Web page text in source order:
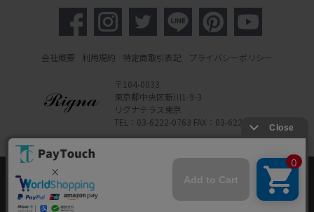
会社概要 利用規約 特定商取引表記 プライバシーポリシー
〒104-0033
東京都中央区新川1-9-3
リグナテラス東京
TEL：03-6222-0763 FAX：03-6222-0762
Powered by Watahan Partners Co., Ltd.
当ウェブサイトでは、お客様により良いサービス
をご提供するため、クッキーを利用しています。
サイト利用を継続することにより、クッキーの使
同意する